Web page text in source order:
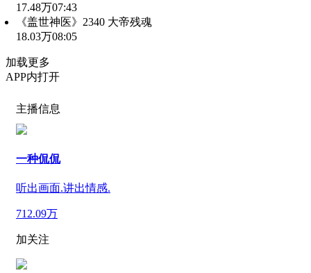
17.48万07:43
《盖世神医》2340 大帝残魂
18.03万08:05
加载更多
APP内打开
主播信息
一种侃侃
听出画面.讲出情感.
712.09万
加关注